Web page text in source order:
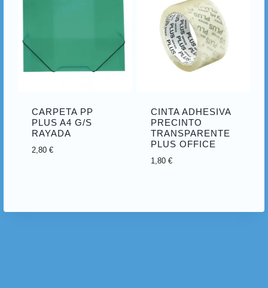
CARPETA PP
PLUS A4 G/S
RAYADA
2,80€
CINTA ADHESIVA
PRECINTO
TRANSPARENTE
PLUS OFFICE
1,80 €